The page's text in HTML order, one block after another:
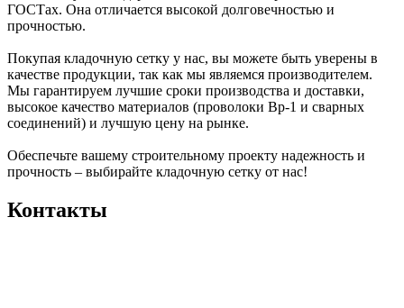
ГОСТах. Она отличается высокой долговечностью и
прочностью.
Покупая кладочную сетку у нас, вы можете быть уверены в
качестве продукции, так как мы являемся производителем.
Мы гарантируем лучшие сроки производства и доставки,
высокое качество материалов (проволоки Вр-1 и сварных
соединений) и лучшую цену на рынке.
Обеспечьте вашему строительному проекту надежность и
прочность – выбирайте кладочную сетку от нас!
Контакты